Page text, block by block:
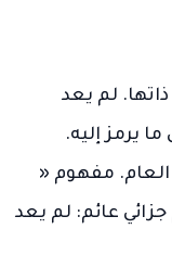
لم يعد
يرمز إليه.
العام. مفهوم «
عائم: لم يعد